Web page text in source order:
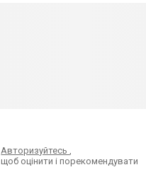
Авторизуйтесь,
щоб оцінити і порекомендувати